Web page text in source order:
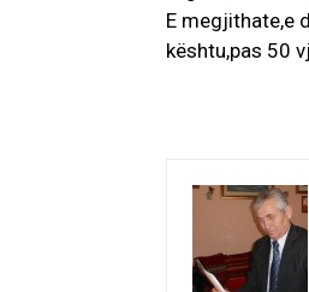
E megjithate,e
kështu,pas 50